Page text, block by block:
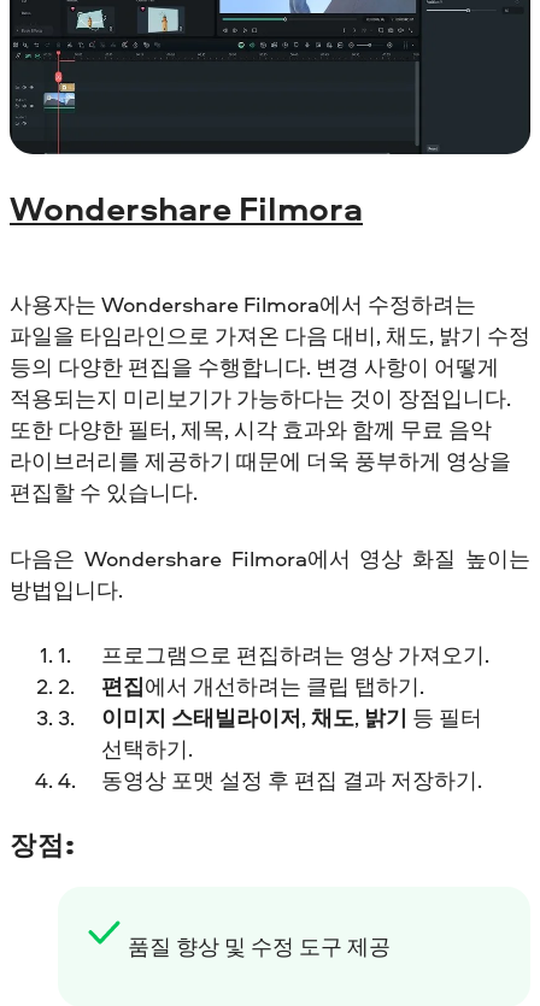
Wondershare Filmora
사용자는 Wondershare Filmora에서 수정하려는
파일을 타임라인으로 가져온 다음 대비, 채도, 밝기 수정
등의 다양한 편집을 수행합니다. 변경 사항이 어떻게
적용되는지 미리보기가 가능하다는 것이 장점입니다.
또한 다양한 필터, 제목, 시각 효과와 함께 무료 음악
라이브러리를 제공하기 때문에 더욱 풍부하게 영상을
편집할 수 있습니다.
다음은 Wondershare Filmora에서 영상 화질 높이는
방법입니다.
프로그램으로 편집하려는 영상 가져오기.
편집에서 개선하려는 클립 탭하기.
이미지 스태빌라이저, 채도, 밝기 등 필터
선택하기.
동영상 포맷 설정 후 편집 결과 저장하기.
장점:
품질 향상 및 수정 도구 제공